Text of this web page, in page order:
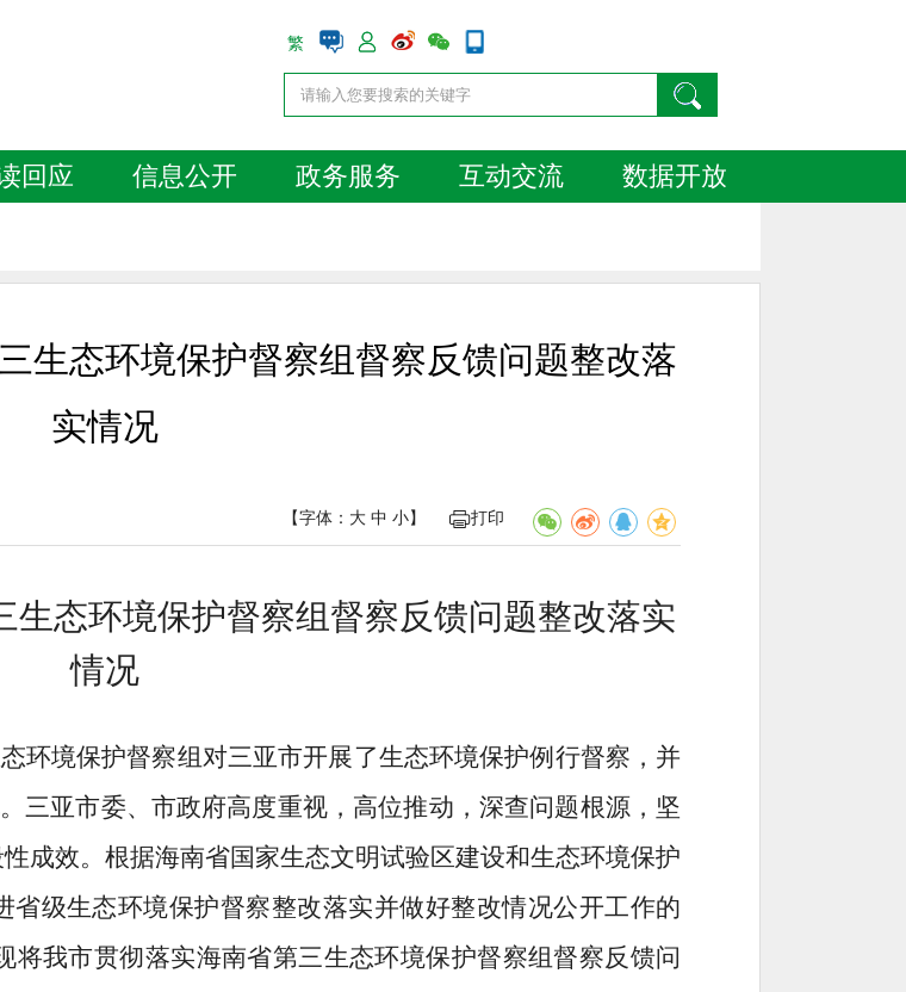
繁
回应 信息公开 政务服务 互动交流 数据开放
生态环境保护督察组督察反馈问题整改落
实情况
【字体： 大 中 小】 打印
生态环境保护督察组督察反馈问题整改落实
情况
环境保护督察组对三亚市开展了生态环境保护例行督察，并
三亚市委、市政府高度重视，高位推动，深查问题根源，坚
成效。根据海南省国家生态文明试验区建设和生态环境保护
级生态环境保护督察整改落实并做好整改情况公开工作的
将我市贯彻落实海南省第三生态环境保护督察组督察反馈问